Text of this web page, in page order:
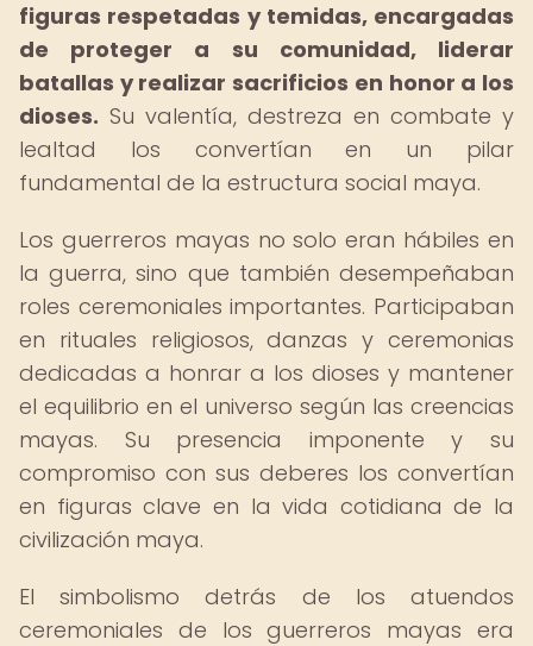
figuras respetadas y temidas, encargadas
de proteger a su comunidad, liderar
batallas y realizar sacrificios en honor a los
dioses. Su valentía, destreza en combate y
lealtad los convertían en un pilar
fundamental de la estructura social maya.
Los guerreros mayas no solo eran hábiles en
la guerra, sino que también desempeñaban
roles ceremoniales importantes. Participaban
en rituales religiosos, danzas y ceremonias
dedicadas a honrar a los dioses y mantener
el equilibrio en el universo según las creencias
mayas. Su presencia imponente y su
compromiso con sus deberes los convertían
en figuras clave en la vida cotidiana de la
civilización maya.
El simbolismo detrás de los atuendos
ceremoniales de los guerreros mayas era